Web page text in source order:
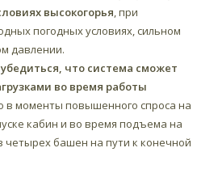
высокогорья , при
погодных условиях, сильном
давлении.
убедиться, что система сможет
во время работы
в моменты повышенного спроса на
кабин и во время подъема на
башен на пути к конечной